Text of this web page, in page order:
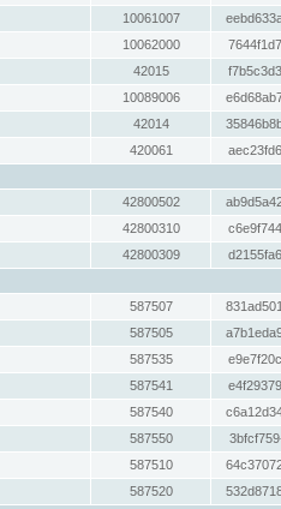
10061007
10062000
42015
10089006
42014
420061
42800502
42800310
42800309
587507
587505
587535
587541
587540
587550
587510
587520